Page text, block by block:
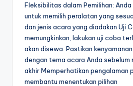
Fleksibilitas dalam Pemilihan:
untuk memilih peralatan yang
dan jenis acara yang diadakan Uji
memungkinkan, lakukan uji coba
akan disewa. Pastikan
dengan tema acara Anda sebelum
akhir Memperhatikan pengalaman
membantu menentukan pilihan